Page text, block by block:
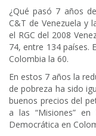
¿Qué pasó 7 años
C&T de Venezuela y
el RGC del 2008
74, entre 134 países.
Colombia la 60.
En estos 7 años la
de pobreza ha sido
buenos precios del
a las “Misiones”
Democrática en